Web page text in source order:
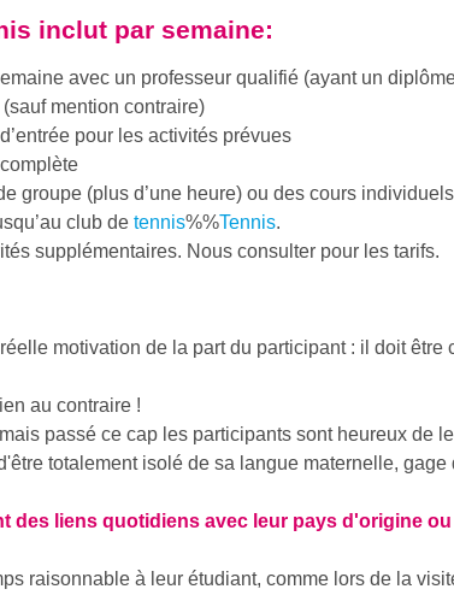
inclut par semaine:
avec un professeur qualifié (ayant un
mention contraire)
pour les activités prévues
groupe (plus d’une heure) ou des cours
club de tennis%%Tennis.
supplémentaires. Nous consulter pour les tarifs.
motivation de la part du participant : il doit être
au contraire !
passé ce cap les participants sont heureux de
totalement isolé de sa langue maternelle,
des liens quotidiens avec leur pays d'origine
raisonnable à leur étudiant, comme lors de la